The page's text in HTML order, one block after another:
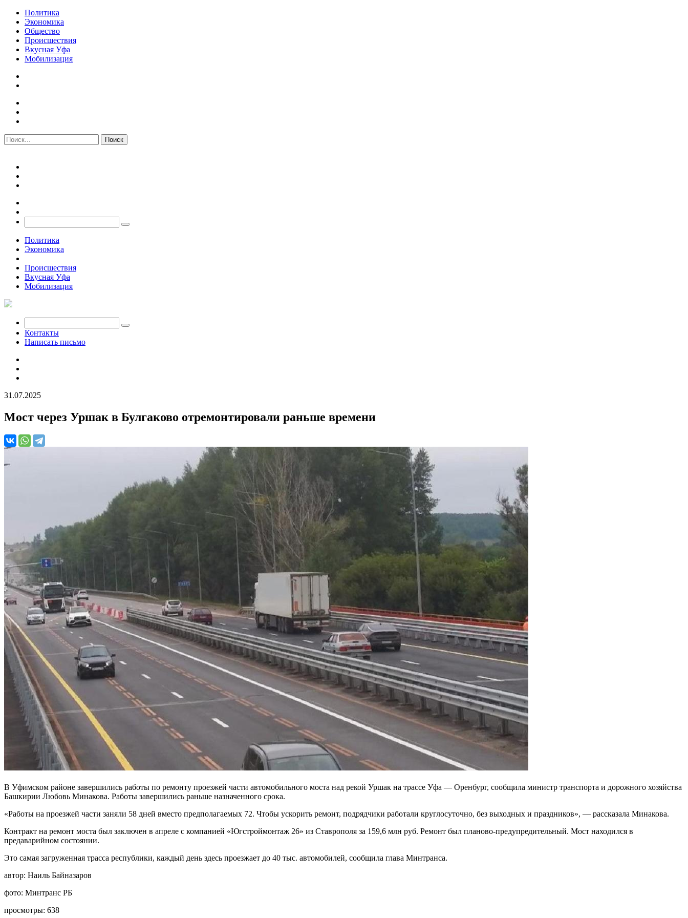
Политика
Экономика
Общество
Происшествия
Вкусная Уфа
Мобилизация
Политика
Экономика
Происшествия
Вкусная Уфа
Мобилизация
Контакты
Написать письмо
31.07.2025
Мост через Уршак в Булгаково отремонтировали раньше времени
В Уфимском районе завершились работы по ремонту проезжей части автомобильного моста над рекой Уршак на трассе Уфа — Оренбург, сообщила министр транспорта и дорожного хозяйства
Башкирии Любовь Минакова. Работы завершились раньше назначенного срока.
«Работы на проезжей части заняли 58 дней вместо предполагаемых 72. Чтобы ускорить ремонт, подрядчики работали круглосуточно, без выходных и праздников», — рассказала Минакова.
Контракт на ремонт моста был заключен в апреле с компанией «Югстроймонтаж 26» из Ставрополя за 159,6 млн руб. Ремонт был планово-предупредительный. Мост находился в
предаварийном состоянии.
Это самая загруженная трасса республики, каждый день здесь проезжает до 40 тыс. автомобилей, сообщила глава Минтранса.
автор: Наиль Байназаров
фото: Минтранс РБ
просмотры: 638